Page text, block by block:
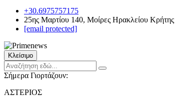
+30.6975757175
25ης Μαρτίου 140, Μοίρες Ηρακλείου Κρήτης
[email protected]
Κλείσιμο
Σήμερα Γιορτάζουν:
ΑΣΤΕΡΙΟΣ